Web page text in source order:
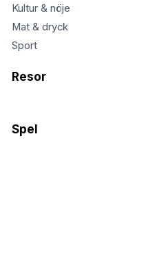
Kultur & nöje
Mat & dryck
Sport
Resor
Spel